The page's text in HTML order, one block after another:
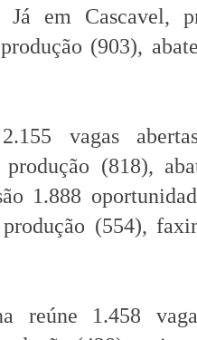
em Cascavel,
(903),
vagas
(818),
1.888
(554),
reúne 1.458